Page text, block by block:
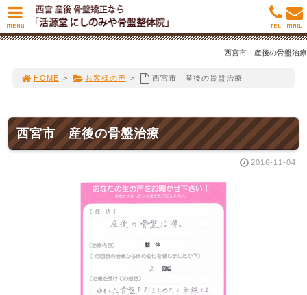
西宮市 産後の骨盤治療
HOME > お客様の声 > 西宮市 産後の骨盤治療
西宮市 産後の骨盤治療
2016-11-04
MENU MAIL
TEL